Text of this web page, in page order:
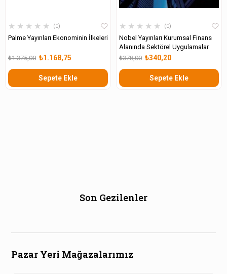
★ ★ ★ ★ ★ 0
Palme Yayınları Ekonominin İlkeleri
₺1.168,75
₺1.375,00
Sepete Ekle
★ ★ ★ ★ ★ 0
Nobel Yayınları Kurumsal Finans
Alanında Sektörel Uygulamalar
₺340,20
₺378,00
Sepete Ekle
Son Gezilenler
Pazar Yeri Mağazalarımız